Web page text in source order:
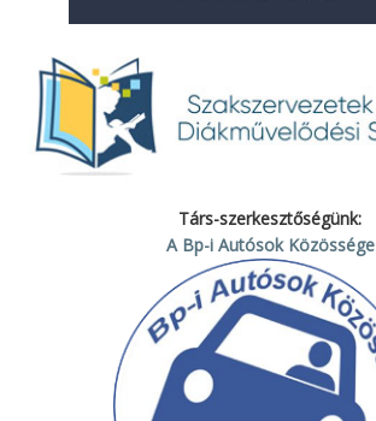
Társ-szerkesztőségünk:
A Bp-i Autósok Közössége